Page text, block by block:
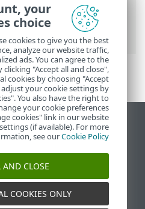
העזרה המקוונת של ESET
Ultimate
> הפעלת מוצר
הצג את האתר למחשב
End of Life
מאגר הידע של ESET
ESET Status Portal
תמיכה אזורית
your
choice
cookies to give you the best
analyze our website traffic,
ads. You can agree to the
"Accept all and close",
cookies by choosing "Accept
your cookie settings by
You also have the right to
your cookie preferences
cookies" link in our website
(if available). For more
see ourCookie Policy
AND CLOSE
COOKIES ONLY